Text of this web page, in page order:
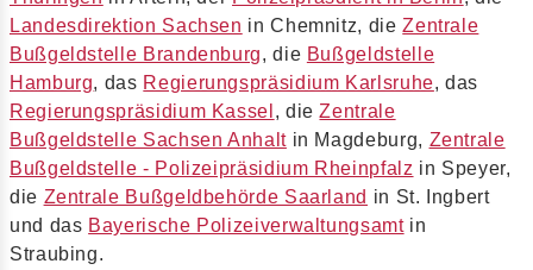
Landesdirektion Sachsen in Chemnitz, dieZentrale
Bußgeldstelle Brandenburg, die Bußgeldstelle
Hamburg, das Regierungspräsidium Karlsruhe, das
Regierungspräsidium Kassel , dieZentrale
Bußgeldstelle Sachsen Anhaltin Magdeburg, Zentrale
Bußgeldstelle - Polizeipräsidium Rheinpfalz in Speyer,
die Zentrale Bußgeldbehörde Saarland in St. Ingbert
und das Bayerische Polizeiverwaltungsamtin
Straubing.